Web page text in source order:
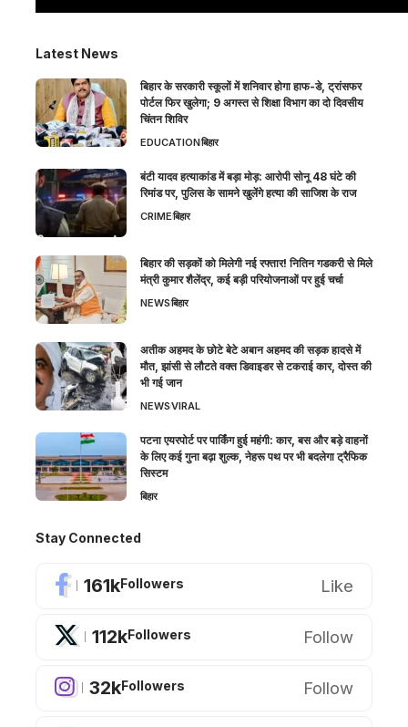
Latest News
बिहार के सरकारी स्कूलों में शनिवार होगा हाफ-डे, ट्रांसफर
पोर्टल फिर खुलेगा; 9 अगस्त से शिक्षा विभाग का दो दिवसीय
चिंतन शिविर
EDUCATIONबिहार
बंटी यादव हत्याकांड में बड़ा मोड़: आरोपी सोनू 48 घंटे की
रिमांड पर, पुलिस के सामने खुलेंगे हत्या की साजिश के राज
CRIMEबिहार
बिहार की सड़कों को मिलेगी नई रफ्तार! नितिन गडकरी से मिले
मंत्री कुमार शैलेंद्र, कई बड़ी परियोजनाओं पर हुई चर्चा
NEWSबिहार
अतीक अहमद के छोटे बेटे अबान अहमद की सड़क हादसे में
मौत, झांसी से लौटते वक्त डिवाइडर से टकराई कार, दोस्त की
भी गई जान
NEWSVIRAL
पटना एयरपोर्ट पर पार्किंग हुई महंगी: कार, बस और बड़े वाहनों
के लिए कई गुना बढ़ा शुल्क, नेहरू पथ पर भी बदलेगा ट्रैफिक
सिस्टम
बिहार
Stay Connected
161kFollowers Like
112kFollowers Follow
32kFollowers Follow